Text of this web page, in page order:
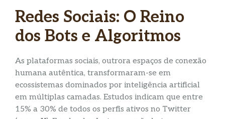
Redes Sociais: O Reino
dos Bots e Algoritmos
As plataformas sociais, outrora espaços de conexão
humana autêntica, transformaram-se em
ecossistemas dominados por inteligência artificial
em múltiplas camadas. Estudos indicam que entre
15% a 30% de todos os perfis ativos no Twitter